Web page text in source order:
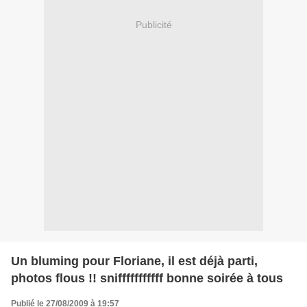
Publicité
Un bluming pour Floriane, il est déjà parti,
photos flous !! snifffffffffff bonne soirée à tous
Publié le 27/08/2009 à 19:57